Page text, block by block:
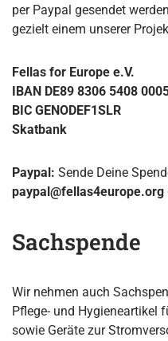
per Paypal gesendet
gezielt einem unserer
Fellas for Europe e.V.
IBAN DE89 8306 5408
BIC GENODEF1SLR
Skatbank
Paypal: Sende Deine
paypal@fellas4europe.org
Sachspende
Wir nehmen auch
Pflege- und Hygieneartikel
sowie Geräte zur